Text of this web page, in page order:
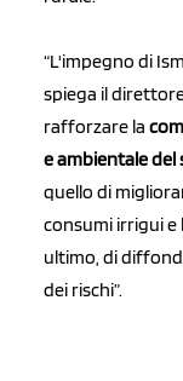
“L'impegno di
spiega il
rafforzare la
e ambientale
quello di
consumi irrigui e
ultimo, di
dei rischi”.